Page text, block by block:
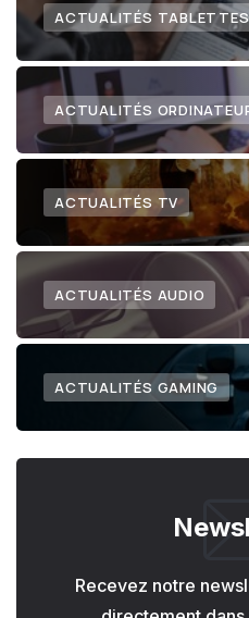
ACTUALITÉS TABLETTES
ACTUALITÉS
ACTUALITÉS TV
ACTUALITÉS AUDIO
ACTUALITÉS GAMING
Recevez notre